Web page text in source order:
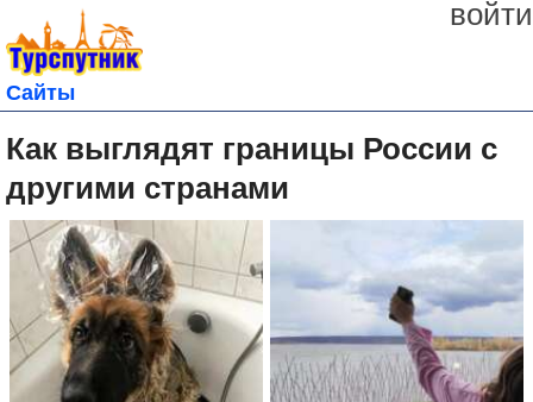
войти
Сайты
Как выглядят границы России с
другими странами